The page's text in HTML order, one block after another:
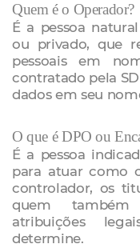
Quem é o Operador?
É a pessoa
ou privado, que
pessoais em
contratado pela
dados em seu
O que é DPO ou
É a pessoa
para atuar como
controlador, os
quem também
atribuições
determine.